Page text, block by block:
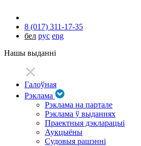
8 (017) 311-17-35
бел рус eng
Нашы выданні
Галоўная
Рэклама
Рэклама на партале
Рэклама ў выданнях
Праектныя дэкларацыі
Аукцыёны
Судовыя рашэнні